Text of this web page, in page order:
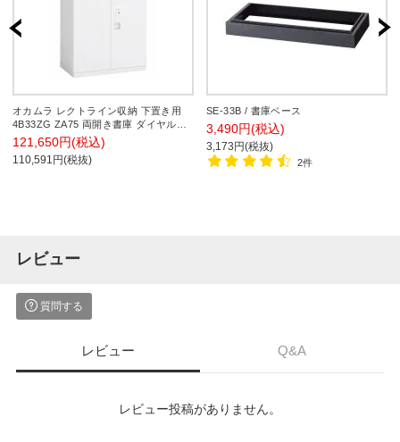
オカムラ レクトライン収納 下置き用
4B33ZG ZA75 両開き書庫 ダイヤル錠
フラットヒンジ仕様 スタンダード 幅
900×奥行450×高さ1100mm
121,650円(税込)
110,591円(税抜)
SE-33B / 書庫ベース
3,490円(税込)
3,173円(税抜)
2件
レビュー
質問する
レビュー Q&A
レビュー投稿がありません。